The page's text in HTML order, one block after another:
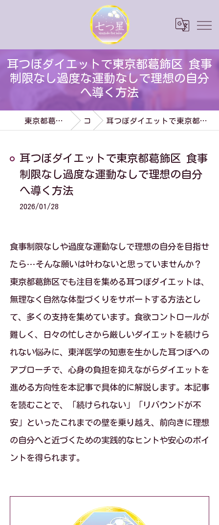
耳つぼダイエットで東京都葛飾区 食事
制限なし過度な運動なしで理想の自分
へ導く方法
東京都葛飾区のダイエットなら七つ星 コラム 耳つぼダイエットで東京都葛飾区 食事制限なし過度な運動なしで理想の自分へ導く方法
耳つぼダイエットで東京都葛飾区 食事
制限なし過度な運動なしで理想の自分
へ導く方法
2026/01/28
食事制限なしや過度な運動なしで理想の自分を目指せ
たら…そんな願いは叶わないと思っていませんか？
東京都葛飾区でも注目を集める耳つぼダイエットは、
無理なく自然な体型づくりをサポートする方法とし
て、多くの支持を集めています。食欲コントロールが
難しく、日々の忙しさから厳しいダイエットを続けら
れない悩みに、東洋医学の知恵を生かした耳つぼへの
アプローチで、心身の負担を抑えながらダイエットを
進める方向性を本記事で具体的に解説します。本記事
を読むことで、「続けられない」「リバウンドが不
安」といったこれまでの壁を乗り越え、前向きに理想
の自分へと近づくための実践的なヒントや安心のポイ
ントを得られます。